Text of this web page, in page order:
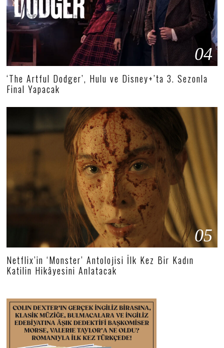
04
‘The Artful Dodger’, Hulu ve Disney+’ta 3. Sezonla
Final Yapacak
05
Netflix’in ‘Monster’ Antolojisi İlk Kez Bir Kadın
Katilin Hikâyesini Anlatacak